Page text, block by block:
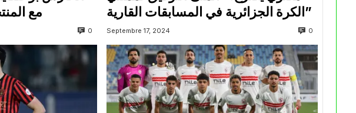
مع
0
الكرة الجزائرية في المسابقات القارية”
Septembre 17, 2024 0